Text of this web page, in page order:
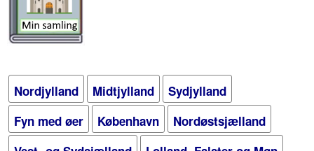
Nordjylland Midtjylland
Sydjylland
Fyn med øer
København
Nordøstsjælland